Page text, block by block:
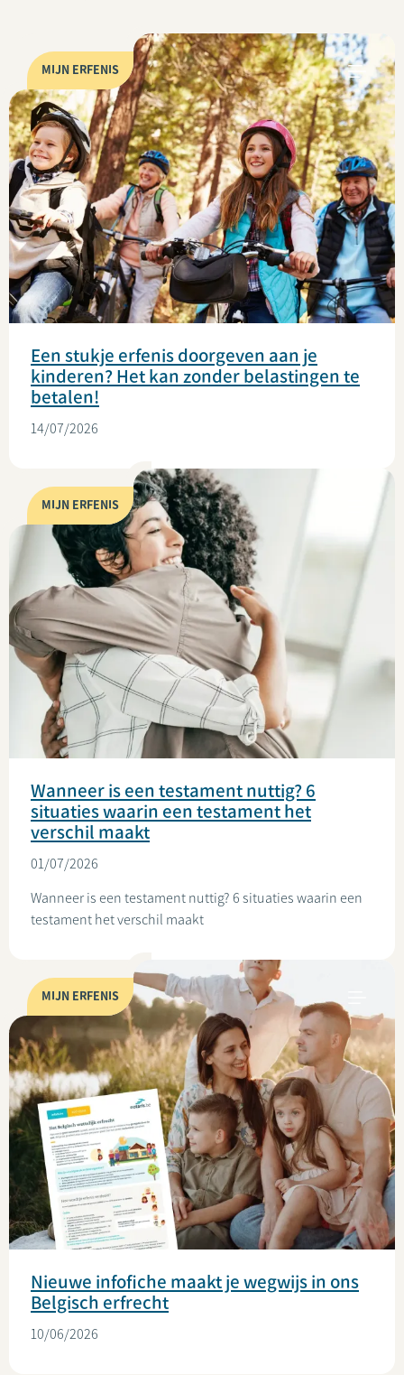
MIJN ERFENIS
Een stukje erfenis doorgeven aan je
kinderen? Het kan zonder belastingen te
betalen!
14/07/2026
MIJN ERFENIS
Wanneer is een testament nuttig? 6
situaties waarin een testament het
verschil maakt
01/07/2026
Wanneer is een testament nuttig? 6 situaties waarin een
testament het verschil maakt
MIJN ERFENIS
Nieuwe infofiche maakt je wegwijs in ons
Belgisch erfrecht
10/06/2026